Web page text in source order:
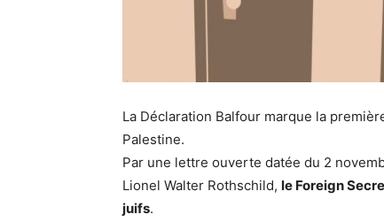
La Déclaration Balfour marque la
Palestine.
Par une lettre ouverte datée du 2
Lionel Walter Rothschild, le Foreign
juifs.